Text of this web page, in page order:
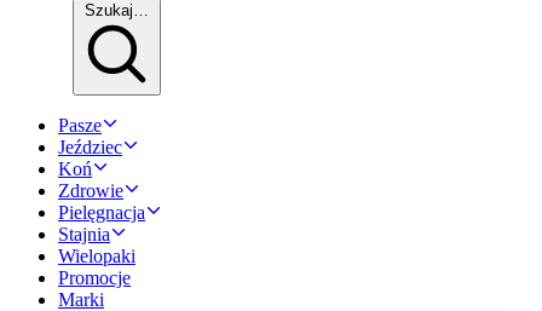
Szukaj…
Pasze
Jeździec
Koń
Zdrowie
Pielęgnacja
Stajnia
Wielopaki
Promocje
Marki